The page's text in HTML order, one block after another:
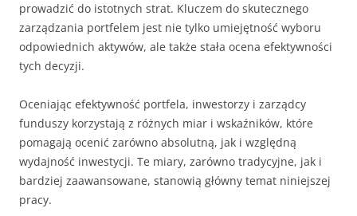
prowadzić do istotnych strat. Kluczem do skutecznego
zarządzania portfelem jest nie tylko umiejętność wyboru
odpowiednich aktywów, ale także stała ocena efektywności
tych decyzji.
Oceniając efektywność portfela, inwestorzy i zarządcy
funduszy korzystają z różnych miar i wskaźników, które
pomagają ocenić zarówno absolutną, jak i względną
wydajność inwestycji. Te miary, zarówno tradycyjne, jak i
bardziej zaawansowane, stanowią główny temat niniejszej
pracy.